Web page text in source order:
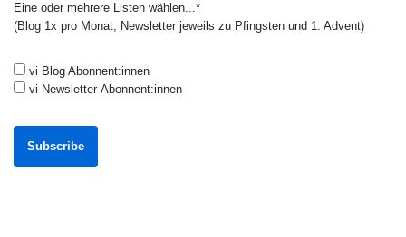
Eine oder mehrere Listen wählen...*
(Blog 1x pro Monat, Newsletter jeweils zu Pfingsten und 1. Advent)
vi Blog Abonnent:innen
vi Newsletter-Abonnent:innen